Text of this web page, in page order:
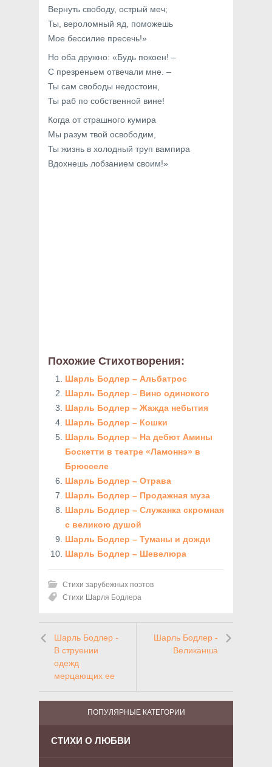
Вернуть свободу, острый меч;
Ты, вероломный яд, поможешь
Мое бессилие пресечь!»
Но оба дружно: «Будь покоен! –
С презреньем отвечали мне. –
Ты сам свободы недостоин,
Ты раб по собственной вине!
Когда от страшного кумира
Мы разум твой освободим,
Ты жизнь в холодный труп вампира
Вдохнешь лобзанием своим!»
Похожие Стихотворения:
Шарль Бодлер – Альбатрос
Шарль Бодлер – Вино одинокого
Шарль Бодлер – Жажда небытия
Шарль Бодлер – Кошки
Шарль Бодлер – На дебют Амины
Боскетти в театре «Ламоннэ» в
Брюсселе
Шарль Бодлер – Отрава
Шарль Бодлер – Продажная муза
Шарль Бодлер – Служанка скромная
с великою душой
Шарль Бодлер – Туманы и дожди
Шарль Бодлер – Шевелюра
Стихи зарубежных поэтов
Стихи Шарля Бодлера
Шарль Бодлер -
В струении
одежд
мерцающих ее
Шарль Бодлер -
Великанша
ПОПУЛЯРНЫЕ КАТЕГОРИИ
СТИХИ О ЛЮБВИ